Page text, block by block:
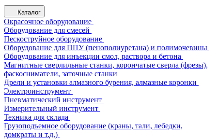
Каталог
Окрасочное оборудование
Оборудование для смесей
Пескоструйное оборудование
Оборудование для ППУ (пенополиуретана) и полимочевины
Оборудование для инъекции смол, раствора и бетона
Магнитные сверлильные станки, корончатые сверла (фрезы),
фаскосниматели, заточные станки
Дрели и установки алмазного бурения, алмазные коронки
Электроинструмент
Пневматический инструмент
Измерительный инструмент
Техника для склада
Грузоподъемное оборудование (краны, тали, лебедки,
домкраты и т.д.)